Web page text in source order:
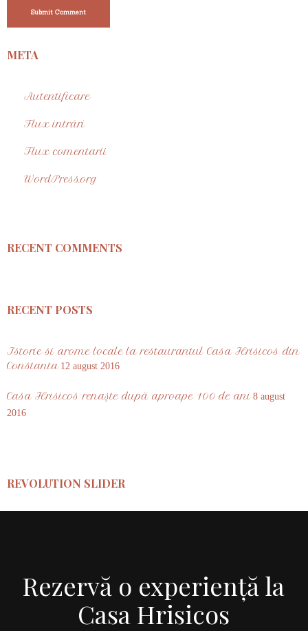
Submit Comment
META
Autentificare
Flux intrări
Flux comentarii
WordPress.org
RECENT COMMENTS
RECENT POSTS
Istorie si arome locale la restaurantul Casa Hrisicos din
Constanta 12 august 2016
Casa Hrisicos renaşte după aproape 100 de ani 8 august
2016
REVOLUTION SLIDER
Rezervă o experiență la
Casa Hrisicos